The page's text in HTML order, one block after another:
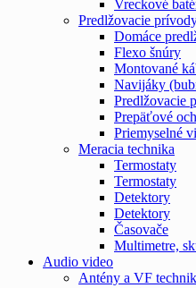
Vreckové
Predlžovacie
Domáce
Flexo šnúry
Montované
Navijáky
Predlžovacie
Prepäťové
Priemyselné
Meracia technika
Termostaty
Termostaty
Detektory
Detektory
Časovače
Multimetre,
Audio video
Antény a VF